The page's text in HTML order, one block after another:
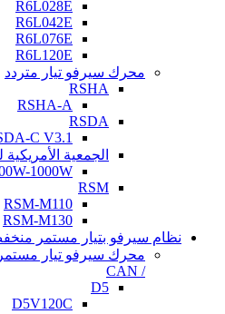
R6L028E
R6L042E
R6L076E
R6L120E
محرك سيرفو تيار متردد
RSHA
RSHA-A
RSDA
C V3.1
الجمعية
1000W
RSM
RSM-M110
RSM-M130
نظام سيرفو بتيار مستمر
محرك سيرفو تيار
/ CAN
D5
D5V120C